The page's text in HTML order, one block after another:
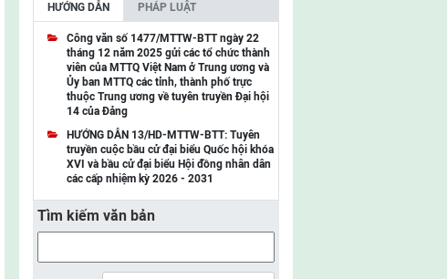
UBMTTQ Việt Nam tỉnh Cao Bằng
UBMTTQ Việt Nam tỉnh Lạng Sơn
UBMTTQ Việt Nam tỉnh Lai Châu
UBMTTQ Việt Nam tỉnh Điện Biên
UBMTTQ Việt Nam tỉnh Sơn La
UBMTTQ Việt Nam tỉnh Thanh Hóa
UBMTTQ Việt Nam tỉnh Nghệ An
HƯỚNG DẪN PHÁP LUẬT
Công văn số 1477/MTTW-BTT ngày 22
tháng 12 năm 2025 gửi các tổ chức thành
viên của MTTQ Việt Nam ở Trung ương và
Ủy ban MTTQ các tỉnh, thành phố trực
thuộc Trung ương về tuyên truyền Đại hội
14 của Đảng
HƯỚNG DẪN 13/HD-MTTW-BTT: Tuyên
truyền cuộc bầu cử đại biểu Quốc hội khóa
XVI và bầu cử đại biểu Hội đồng nhân dân
các cấp nhiệm kỳ 2026 - 2031
Tìm kiếm văn bản